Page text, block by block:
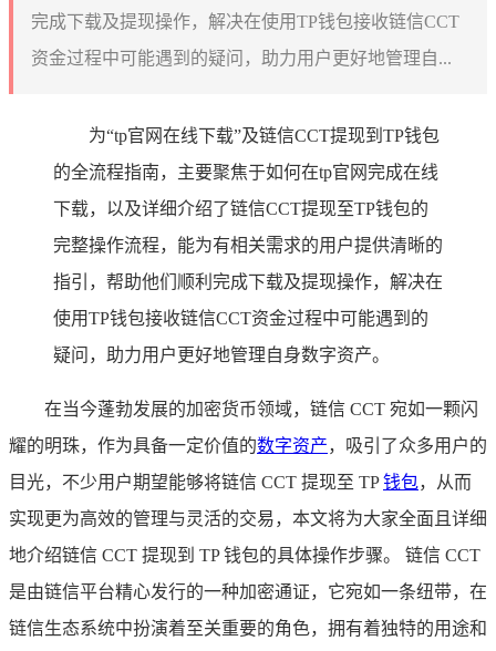
完成下载及提现操作，解决在使用TP钱包接收链信CCT
资金过程中可能遇到的疑问，助力用户更好地管理自...
为“tp官网在线下载”及链信CCT提现到TP钱包
的全流程指南，主要聚焦于如何在tp官网完成在线
下载，以及详细介绍了链信CCT提现至TP钱包的
完整操作流程，能为有相关需求的用户提供清晰的
指引，帮助他们顺利完成下载及提现操作，解决在
使用TP钱包接收链信CCT资金过程中可能遇到的
疑问，助力用户更好地管理自身数字资产。
在当今蓬勃发展的加密货币领域，链信 CCT 宛如一颗闪
耀的明珠，作为具备一定价值的数字资产，吸引了众多用户的
目光，不少用户期望能够将链信 CCT 提现至 TP钱包，从而
实现更为高效的管理与灵活的交易，本文将为大家全面且详细
地介绍链信 CCT 提现到 TP 钱包的具体操作步骤。 链信 CCT
是由链信平台精心发行的一种加密通证，它宛如一条纽带，在
链信生态系统中扮演着至关重要的角色，拥有着独特的用途和